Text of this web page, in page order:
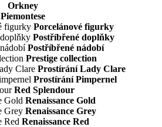
Orkney
Piemontese
Porcelánové figurky
Postříbřené doplňky
Postříbřené nádobí
Prestige collection
Prostírání Lady Clare
Prostírání Pimpernel
Red Splendour
Renaissance Gold
Renaissance Grey
Renaissance Red